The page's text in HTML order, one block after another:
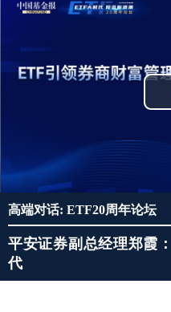
高端对话: ETF20周年论坛
平安证券副总经理郑霞
代